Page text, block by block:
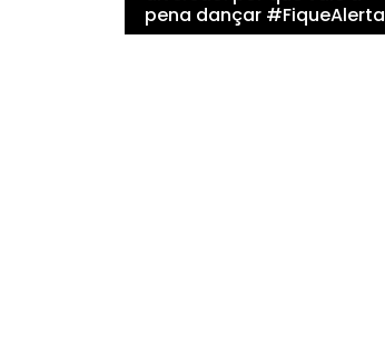
pena dançar #FiqueAlerta